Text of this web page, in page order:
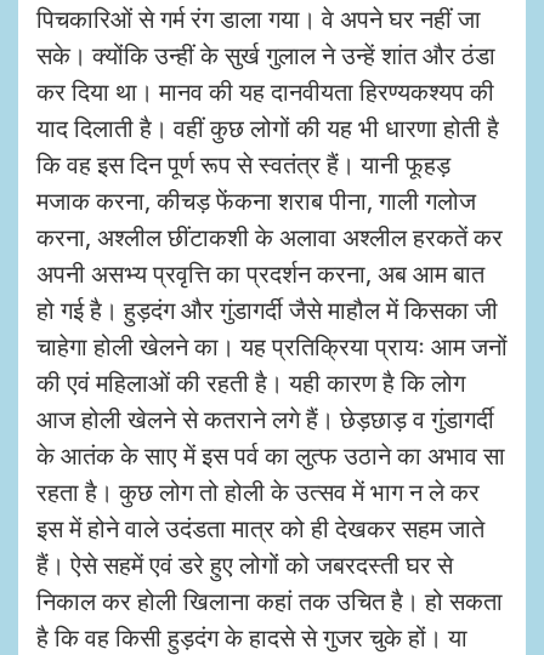
पिचकारिओं से गर्म रंग डाला गया। वे अपने घर नहीं जा
सके। क्योंकि उन्हीं के सुर्ख गुलाल ने उन्हें शांत और ठंडा
कर दिया था। मानव की यह दानवीयता हिरण्यकश्यप की
याद दिलाती है। वहीं कुछ लोगों की यह भी धारणा होती है
कि वह इस दिन पूर्ण रूप से स्वतंत्र हैं। यानी फूहड़
मजाक करना,कीचड़ फेंकना शराब पीना,गाली गलोज
करना, अश्लील छींटाकशी के अलावा अश्लील हरकतें कर
अपनी असभ्य प्रवृत्ति का प्रदर्शन करना, अब आम बात
हो गई है। हुड़दंग और गुंडागर्दी जैसे माहौल में किसका जी
चाहेगा होली खेलने का। यह प्रतिक्रिया प्रायः आम जनों
की एवं महिलाओं की रहती है। यही कारण है कि लोग
आज होली खेलने से कतराने लगे हैं। छेड़छाड़ व गुंडागर्दी
के आतंक के साए में इस पर्व का लुत्फ उठाने का अभाव सा
रहता है। कुछ लोग तो होली के उत्सव में भाग न ले कर
इस में होने वाले उदंडता मात्र को ही देखकर सहम जाते
हैं। ऐसे सहमें एवं डरे हुए लोगों को जबरदस्ती घर से
निकाल कर होली खिलाना कहां तक उचित है। हो सकता
है कि वह किसी हुड़दंग के हादसे से गुजर चुके हों। या